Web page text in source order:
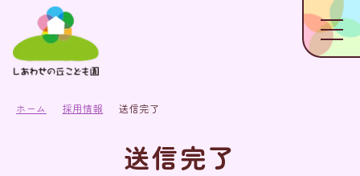
ホーム 採用情報 送信完了
送信完了